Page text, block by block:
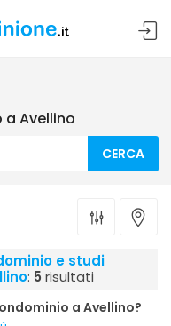
Avellino
CERCA
e studi
: 5 risultati
a Avellino?